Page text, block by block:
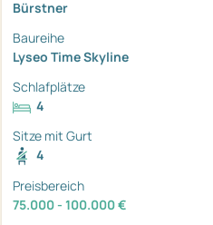
Bürstner
Baureihe
Lyseo Time Skyline
Schlafplätze
4
Sitze mit Gurt
4
Preisbereich
75.000 - 100.000 €